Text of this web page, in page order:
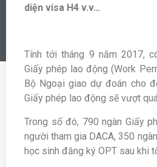
diện visa H4 v.v…
Tính tới tháng 9 năm 2017,
Giấy phép lao động (Work
Bộ Ngoại giao dự đoán cho
Giấy phép lao động sẽ vượt
Trong số đó, 790 ngàn Giấy
người tham gia DACA, 350
học sinh đăng ký OPT sau khi